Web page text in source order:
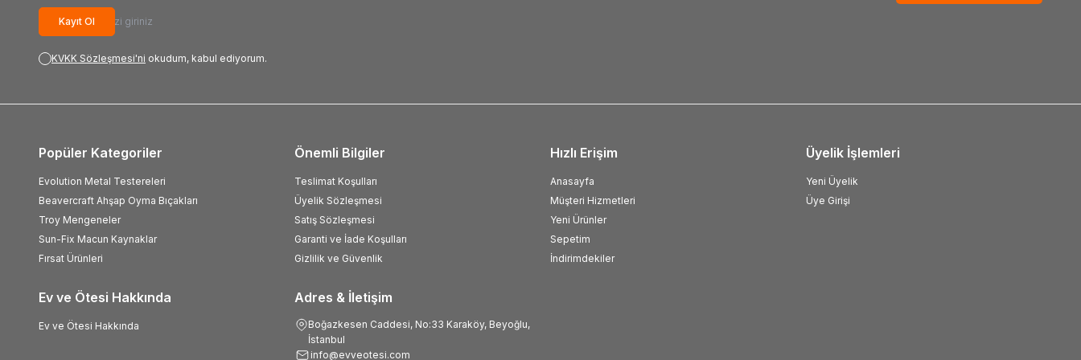
Kayıt Ol
KVKK Sözleşmesi'ni okudum, kabul ediyorum.
Adres & İletişim
Boğazkesen Caddesi, No:33 Karaköy, Beyoğlu,
İstanbul
info@evveotesi.com
Popüler Kategoriler
Evolution Metal Testereleri
Beavercraft Ahşap Oyma Bıçakları
Troy Mengeneler
Sun-Fix Macun Kaynaklar
Fırsat Ürünleri
Önemli Bilgiler
Teslimat Koşulları
Üyelik Sözleşmesi
Satış Sözleşmesi
Garanti ve İade Koşulları
Gizlilik ve Güvenlik
Hızlı Erişim
Anasayfa
Müşteri Hizmetleri
Yeni Ürünler
Sepetim
İndirimdekiler
Üyelik İşlemleri
Yeni Üyelik
Üye Girişi
Ev ve Ötesi Hakkında
Ev ve Ötesi Hakkında